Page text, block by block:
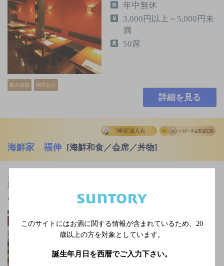
飲み放題 個室あり
年中無休
3,000円以上～5,000円未
満
50席
詳細を見る
海鮮家 福伸 [海鮮和食／会席／丼物]
天草五橋の五号際にある海鮮料理が自慢のお店。天草
地物を中心に丼物、定食、ご膳物、会席など、色々な
バリエーションで楽しめま…
3,000円以上～5,000円未
満
220席
このサイトにはお酒に関する情報が含まれているため、 20
歳以上の方を対象としています。
誕生年月日を西暦でご入力下さい。